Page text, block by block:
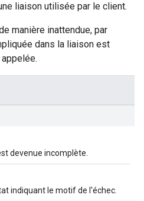
liaison utilisée par le client.
manière inattendue, par
dans la liaison est
devenue incomplète.
indiquant le motif de l'échec.